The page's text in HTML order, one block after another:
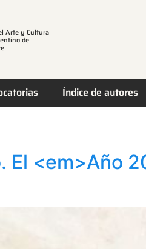
Arte y Cultura
de
Índice de autores
El <em>Año